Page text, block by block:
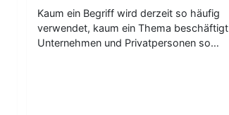
Kaum ein Begriff wird derzeit so häufig
verwendet, kaum ein Thema beschäftigt
Unternehmen und Privatpersonen so…